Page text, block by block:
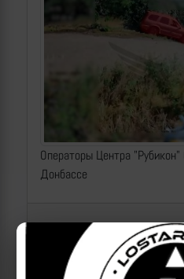
Операторы Центра
Донбассе